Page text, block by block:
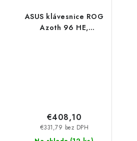
ASUS klávesnice ROG
Azoth 96 HE,
€331,79 bez DPH
€408,10